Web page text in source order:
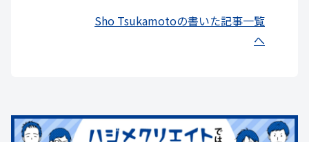
Sho Tsukamotoの書いた記事一覧
へ